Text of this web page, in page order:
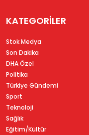
KATEGORİLER
Stok Medya
Son Dakika
DHA Özel
Politika
Türkiye Gündemi
Sport
Teknoloji
Sağlık
Eğitim/Kültür